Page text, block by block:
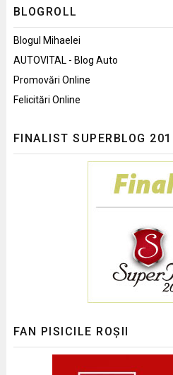
BLOGROLL
Blogul Mihaelei
AUTOVITAL - Blog Auto
Promovări Online
Felicitări Online
FINALIST SUPERBLOG
FAN PISICILE ROȘII